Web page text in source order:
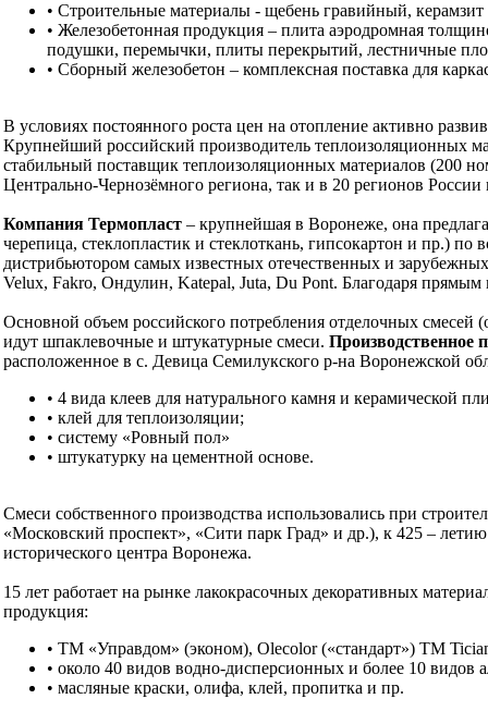
• Строительные материалы - щебень гравийный,
• Железобетонная продукция – плита аэродромная
подушки, перемычки, плиты перекрытий, лестничные
• Сборный железобетон – комплексная поставка для
В условиях постоянного роста цен на отопление активно
Крупнейший российский производитель теплоизоляционных
стабильный поставщик теплоизоляционных материалов (200
Центрально-Чернозёмного региона, так и в 20 регионов
Компания Термопласт – крупнейшая в Воронеже, она
черепица, стеклопластик и стеклоткань, гипсокартон и пр.)
дистрибьютором самых известных отечественных и
Velux, Fakro, Ондулин, Katepal, Juta, Du Pont. Благодаря
Основной объем российского потребления отделочных
идут шпаклевочные и штукатурные смеси.
расположенное в с. Девица Семилукского р-на Воронежской
• 4 вида клеев для натурального камня и керамической
• клей для теплоизоляции;
• систему «Ровный пол»
• штукатурку на цементной основе.
Смеси собственного производства использовались при
«Московский проспект», «Сити парк Град» и др.), к 425 –
исторического центра Воронежа.
15 лет работает на рынке лакокрасочных декоративных
продукция:
• ТМ «Управдом» (эконом), Olecolor («стандарт») ТМ
• около 40 видов водно-дисперсионных и более 10
• масляные краски, олифа, клей, пропитка и пр.